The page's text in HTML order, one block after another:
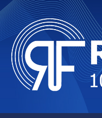
Skip
to
content